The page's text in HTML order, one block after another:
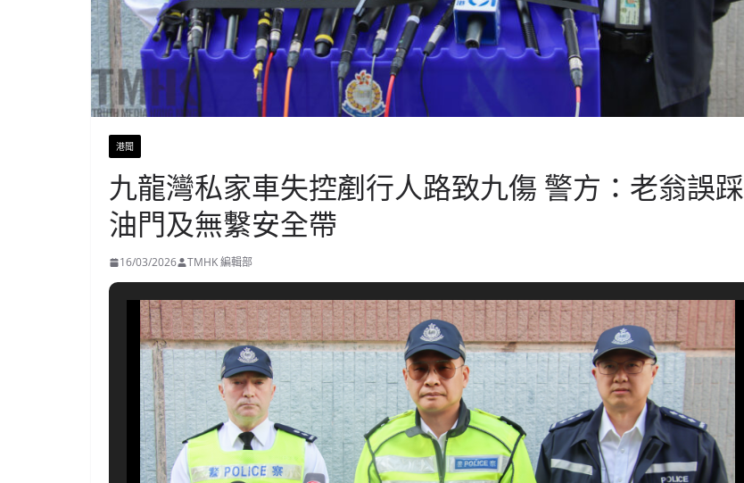
港聞
九龍灣私家車失控剷行人路致九傷 警方：老翁誤踩
油門及無繫安全帶
16/03/2026 TMHK 編輯部